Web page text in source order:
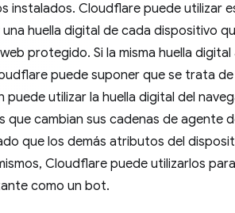
instalados. Cloudflare puede utilizar
huella digital de cada dispositivo
protegido. Si la misma huella
puede suponer que se trata
puede utilizar la huella digital del
cambian sus cadenas de agente
que los demás atributos del
Cloudflare puede utilizarlos para
como un bot.